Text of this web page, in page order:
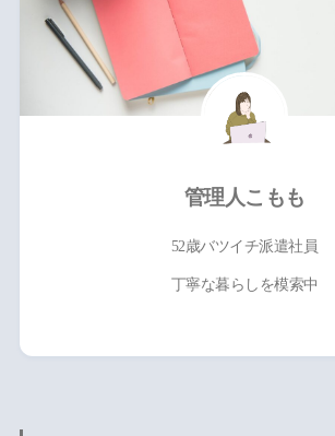
管理人こもも
52歳バツイチ派遣社員
丁寧な暮らしを模索中